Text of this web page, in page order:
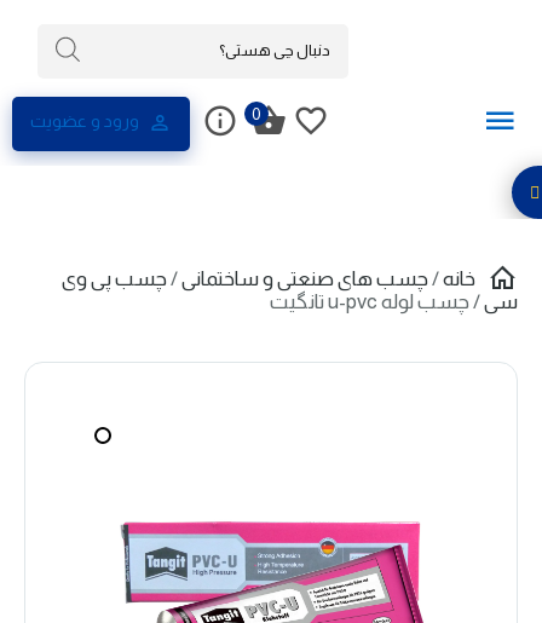
ورود و عضویت 0
خانه/چسب های صنعتی و ساختمانی/چسب پی وی
سی/ چسب لوله u-pvc تانگیت